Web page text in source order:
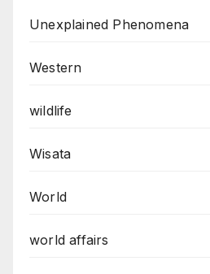
Unexplained Phenomena
Western
wildlife
Wisata
World
world affairs